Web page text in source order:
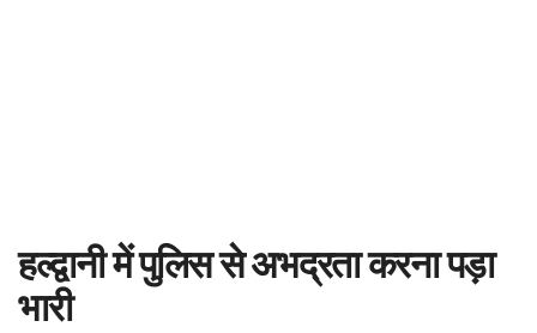
हल्द्वानी में पुलिस से अभद्रता करना पड़ा
भारी